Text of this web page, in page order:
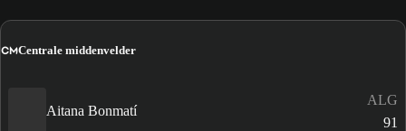
CMCentrale middenvelder
Aitana Bonmatí
ALG
91